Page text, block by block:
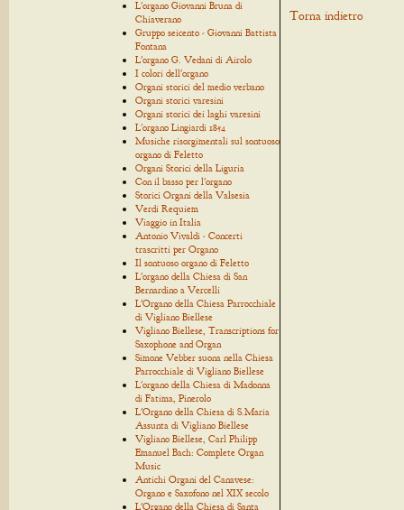
L'organo Giovanni Bruna di
Chiaverano
Gruppo seicento - Giovanni Battista
Fontana
L'organo G. Vedani di Airolo
I colori dell'organo
Organi storici del medio verbano
Organi storici varesini
Organi storici dei laghi varesini
L'organo Lingiardi 1854
Musiche risorgimentali sul sontuoso
organo di Feletto
Organi Storici della Liguria
Con il basso per l'organo
Storici Organi della Valsesia
Verdi Requiem
Viaggio in Italia
Antonio Vivaldi - Concerti
trascritti per Organo
Il sontuoso organo di Feletto
L'organo della Chiesa di San
Bernardino a Vercelli
L'Organo della Chiesa Parrocchiale
di Vigliano Biellese
Vigliano Biellese, Transcriptions for
Saxophone and Organ
Simone Vebber suona nella Chiesa
Parrocchiale di Vigliano Biellese
L'organo della Chiesa di Madonna
di Fatima, Pinerolo
L'Organo della Chiesa di S.Maria
Assunta di Vigliano Biellese
Vigliano Biellese, Carl Philipp
Emanuel Bach: Complete Organ
Music
Antichi Organi del Canavese:
Organo e Saxofono nel XIX secolo
L'Organo della Chiesa di Santa
Torna indietro